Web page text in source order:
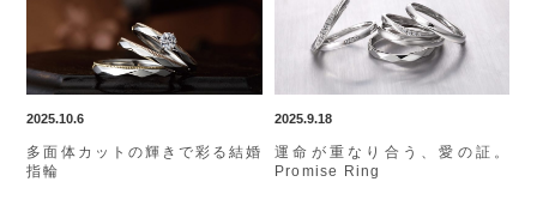
2025.10.6
多面体カットの輝きで彩る結婚
指輪
2025.9.18
運命が重なり合う、愛の証。
Promise Ring